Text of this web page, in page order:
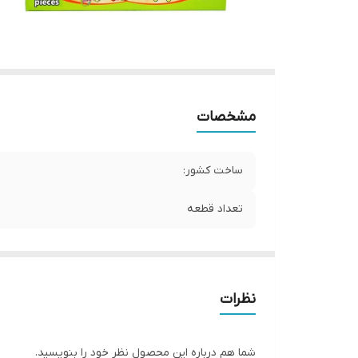
مشخصات
ساخت کشور:
تعداد قطعه
نظرات
شما هم درباره این محصول نظر خود را بنویسید.